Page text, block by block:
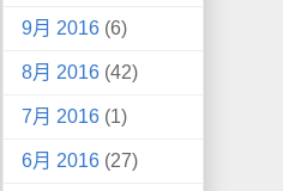
9月 2016 (6)
8月 2016 (42)
7月 2016 (1)
6月 2016 (27)